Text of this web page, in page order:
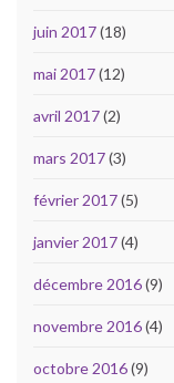
juin 2017(18)
mai 2017(12)
avril 2017(2)
mars 2017(3)
février 2017(5)
janvier 2017(4)
décembre 2016(9)
novembre 2016(4)
octobre 2016(9)